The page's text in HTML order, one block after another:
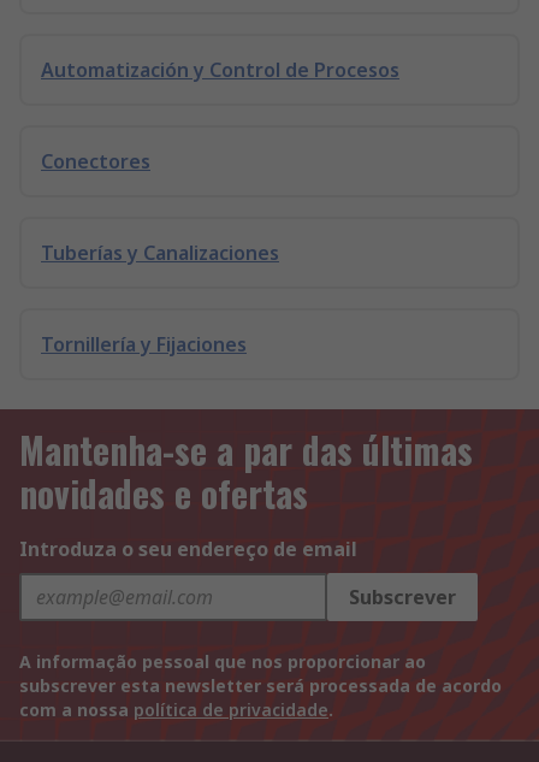
Automatización y Control de Procesos
Conectores
Tuberías y Canalizaciones
Tornillería y Fijaciones
Mantenha-se a par das últimas
novidades e ofertas
Introduza o seu endereço de email
Subscrever
A informação pessoal que nos proporcionar ao
subscrever esta newsletter será processada de acordo
com a nossa política de privacidade.